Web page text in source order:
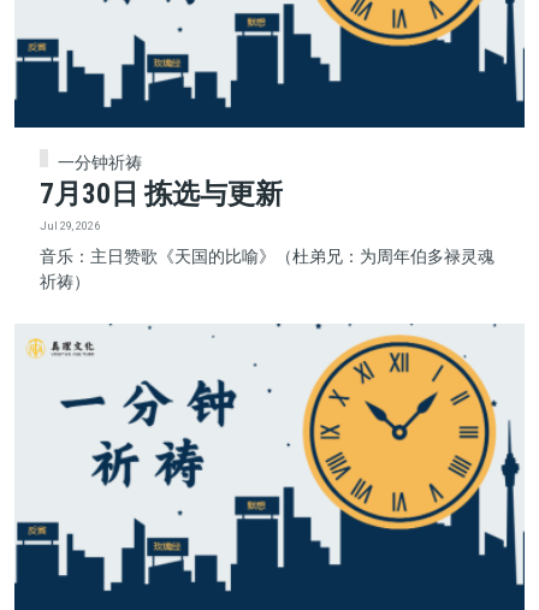
一分钟祈祷
7月30日 拣选与更新
Jul 29, 2026
音乐：主日赞歌《天国的比喻》（杜弟兄：为周年伯多禄灵魂
祈祷）